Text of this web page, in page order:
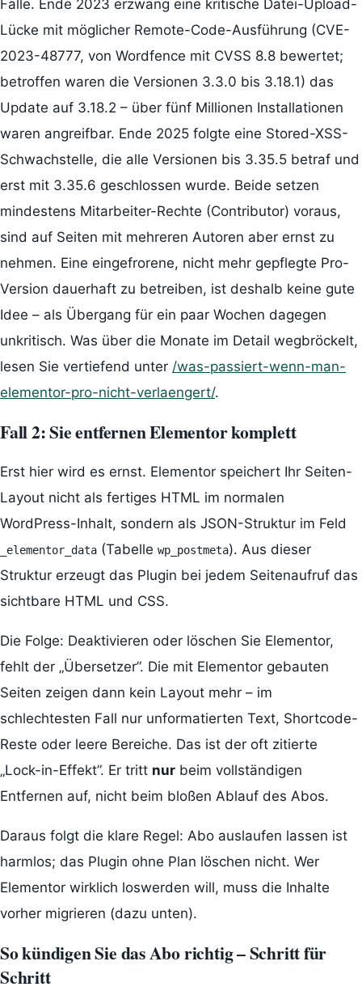
Fälle. Ende 2023 erzwang eine kritische Datei-Upload-
Lücke mit möglicher Remote-Code-Ausführung (CVE-
2023-48777, von Wordfence mit CVSS 8.8 bewertet;
betroffen waren die Versionen 3.3.0 bis 3.18.1) das
Update auf 3.18.2 – über fünf Millionen Installationen
waren angreifbar. Ende 2025 folgte eine Stored-XSS-
Schwachstelle, die alle Versionen bis 3.35.5 betraf und
erst mit 3.35.6 geschlossen wurde. Beide setzen
mindestens Mitarbeiter-Rechte (Contributor) voraus,
sind auf Seiten mit mehreren Autoren aber ernst zu
nehmen. Eine eingefrorene, nicht mehr gepflegte Pro-
Version dauerhaft zu betreiben, ist deshalb keine gute
Idee – als Übergang für ein paar Wochen dagegen
unkritisch. Was über die Monate im Detail wegbröckelt,
lesen Sie vertiefend unter /was-passiert-wenn-man-
elementor-pro-nicht-verlaengert/.
Fall 2: Sie entfernen Elementor komplett
Erst hier wird es ernst. Elementor speichert Ihr Seiten-
Layout nicht als fertiges HTML im normalen
WordPress-Inhalt, sondern als JSON-Struktur im Feld
_elementor_data (Tabelle wp_postmeta). Aus dieser
Struktur erzeugt das Plugin bei jedem Seitenaufruf das
sichtbare HTML und CSS.
Die Folge: Deaktivieren oder löschen Sie Elementor,
fehlt der „Übersetzer”. Die mit Elementor gebauten
Seiten zeigen dann kein Layout mehr – im
schlechtesten Fall nur unformatierten Text, Shortcode-
Reste oder leere Bereiche. Das ist der oft zitierte
„Lock-in-Effekt”. Er tritt nur beim vollständigen
Entfernen auf, nicht beim bloßen Ablauf des Abos.
Daraus folgt die klare Regel: Abo auslaufen lassen ist
harmlos; das Plugin ohne Plan löschen nicht. Wer
Elementor wirklich loswerden will, muss die Inhalte
vorher migrieren (dazu unten).
So kündigen Sie das Abo richtig – Schritt für
Schritt